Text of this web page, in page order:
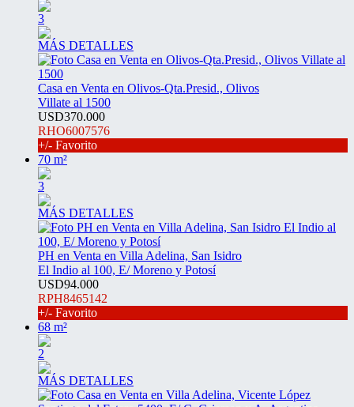
3
MÁS DETALLES
Casa en Venta en Olivos-Qta.Presid., Olivos
Villate al 1500
USD370.000
RHO6007576
+/- Favorito
70 m²
3
MÁS DETALLES
PH en Venta en Villa Adelina, San Isidro
El Indio al 100, E/ Moreno y Potosí
USD94.000
RPH8465142
+/- Favorito
68 m²
2
MÁS DETALLES